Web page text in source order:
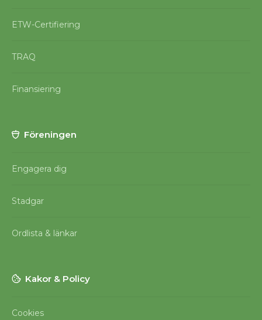
ETW-Certifiering
TRAQ
Finansiering
Föreningen
Engagera dig
Stadgar
Ordlista & länkar
Kakor & Policy
Cookies